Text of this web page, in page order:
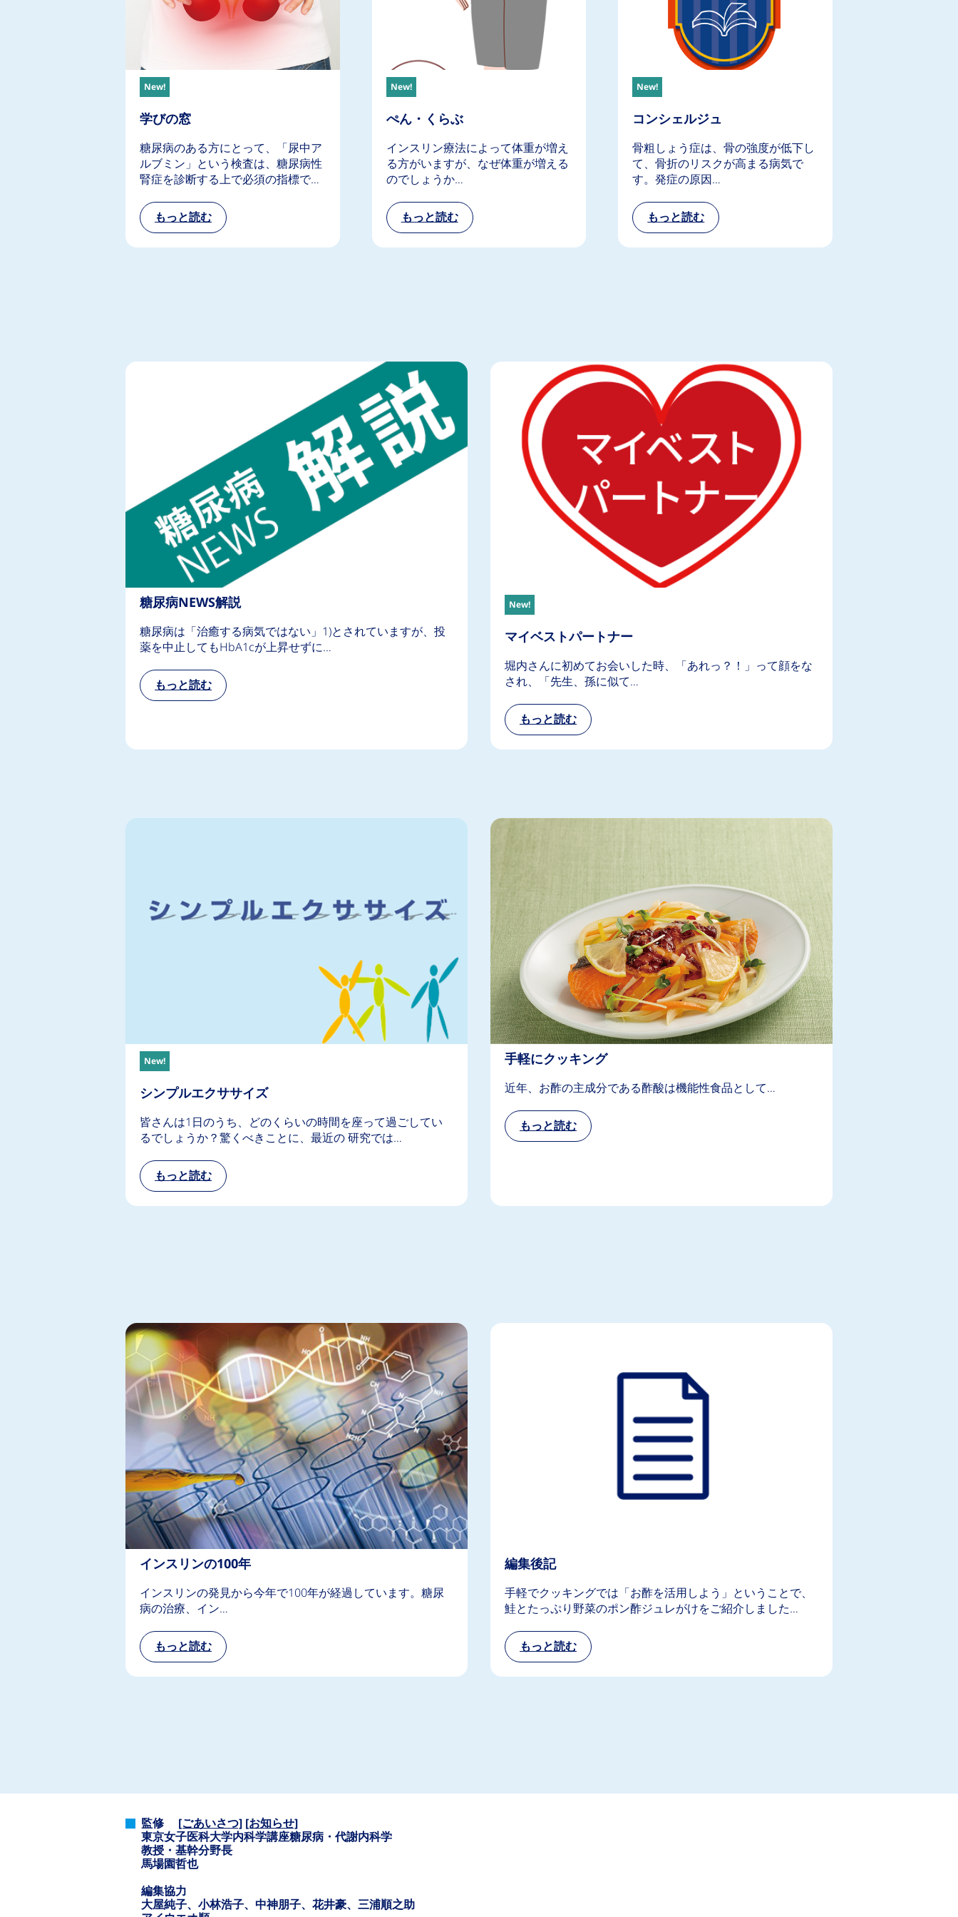
New!
学びの窓
糖尿病のある方にとって、「尿中ア
ルブミン」という検査は、糖尿病性
腎症を診断する上で必須の指標で…
New!
ぺん・くらぶ
インスリン療法によって体重が増え
る方がいますが、なぜ体重が増える
のでしょうか…
New!
コンシェルジュ
骨粗しょう症は、骨の強度が低下し
て、骨折のリスクが高まる病気で
す。発症の原因…
糖尿病NEWS解説
糖尿病は「治癒する病気ではない」1)とされていますが、投
薬を中止してもHbA1cが上昇せずに…
糖尿病NEWS解説
New!
マイベストパートナー
堀内さんに初めてお会いした時、「あれっ？！」って顔をな
され、「先生、孫に似て…
New!
シンプルエクササイズ
皆さんは1日のうち、どのくらいの時間を座って過ごしてい
るでしょうか？驚くべきことに、最近の 研究では…
シンプルエクササイズ
手軽にクッキング
近年、お酢の主成分である酢酸は機能性食品として…
インスリンの100年
インスリンの発見から今年で100年が経過しています。糖尿
病の治療、イン…
インスリンの100年
編集後記
手軽でクッキングでは「お酢を活用しよう」ということで、
鮭とたっぷり野菜のポン酢ジュレがけをご紹介しました…
監修 [ごあいさつ] [お知らせ]
東京女子医科大学内科学講座糖尿病・代謝内科学
教授・基幹分野長
馬場園哲也
編集協力
大屋純子、小林浩子、中神朋子、花井豪、三浦順之助